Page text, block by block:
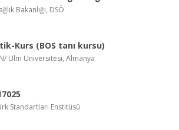
Bakanlığı, DSÖ
Kurs (BOS tanı kursu)
Ulm Universitesi, Almanya
Standartları Enstitüsü